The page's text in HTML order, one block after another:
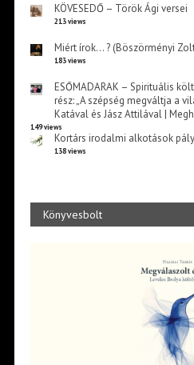
KÖVESEDŐ – Török Ági versei
213 views
Miért írok… ? (Böszörményi
183 views
ESŐMADARAK – Spirituális
rész: „A szépség megváltja a
Katával és Jász Attilával |
149 views
Kortárs irodalmi alkotások
138 views
Könyvesbolt